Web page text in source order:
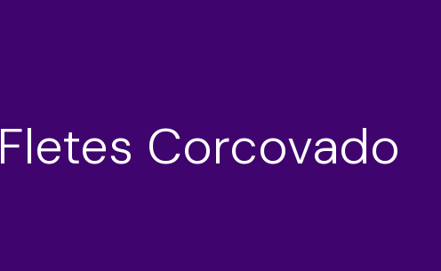
Fletes Corcovado